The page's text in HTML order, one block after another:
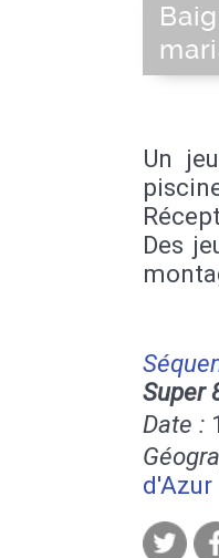
Un
Des
Super
Date :
d'Azur